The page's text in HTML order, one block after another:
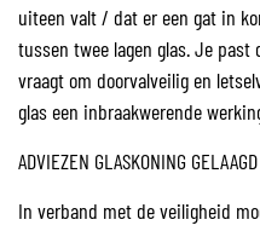
uiteen valt / dat er een gat in
tussen twee lagen glas. Je
vraagt om doorvalveilig en
glas een inbraakwerende
ADVIEZEN GLASKONING
In verband met de veiligheid